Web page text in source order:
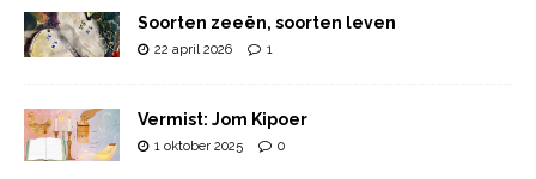
Soorten zeeën, soorten leven
22 april 2026 1
Vermist: Jom Kipoer
1 oktober 2025 0